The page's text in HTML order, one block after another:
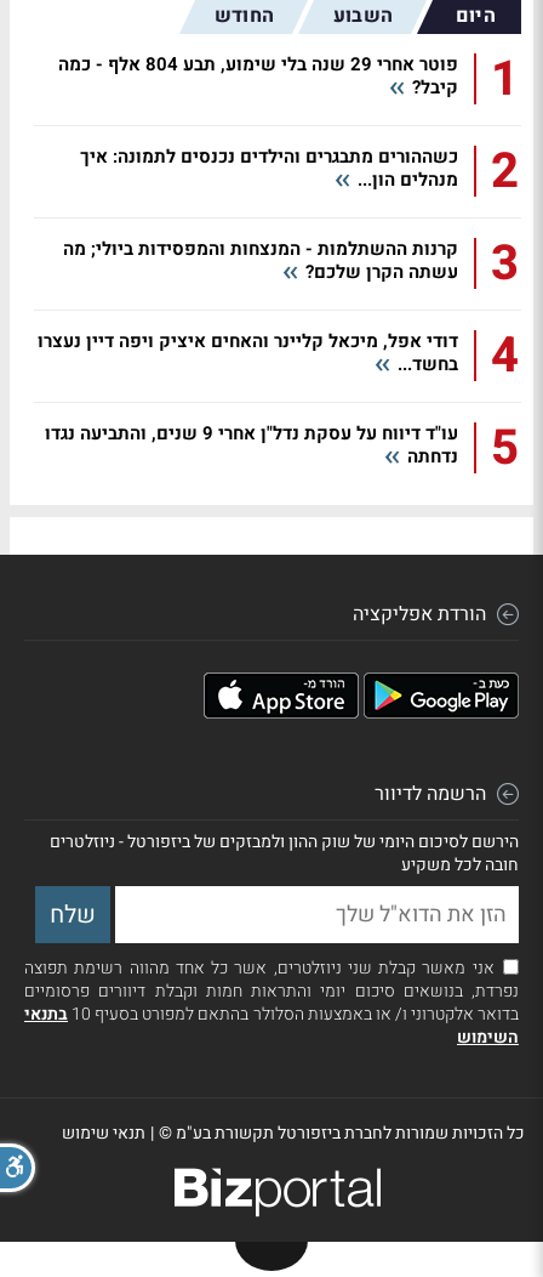
היום השבוע החודש
1
פוטר אחרי 29 שנה בלי שימוע, תבע 804 אלף - כמה
קיבל?
2
כשההורים מתבגרים והילדים נכנסים לתמונה: איך
מנהלים הון...
3
קרנות ההשתלמות - המנצחות והמפסידות ביולי; מה
עשתה הקרן שלכם?
4
דודי אפל, מיכאל קליינר והאחים איציק ויפה דיין נעצרו
בחשד...
5
עו"ד דיווח על עסקת נדל"ן אחרי 9 שנים, והתביעה נגדו
נדחתה
הורדת אפליקציה
הרשמה לדיוור
הירשם לסיכום היומי של שוק ההון ולמבזקים של ביזפורטל - ניוזלטרים
חובה לכל משקיע
אני מאשר קבלת שני ניוזלטרים, אשר כל אחד מהווה רשימת תפוצה
נפרדת, בנושאים סיכום יומי והתראות חמות וקבלת דיוורים פרסומיים
בדואר אלקטרוני ו/ או באמצעות הסלולר בהתאם למפורט בסעיף 10
בתנאי
השימוש
כל הזכויות שמורות לחברת ביזפורטל תקשורת בע"מ ©| תנאי שימוש